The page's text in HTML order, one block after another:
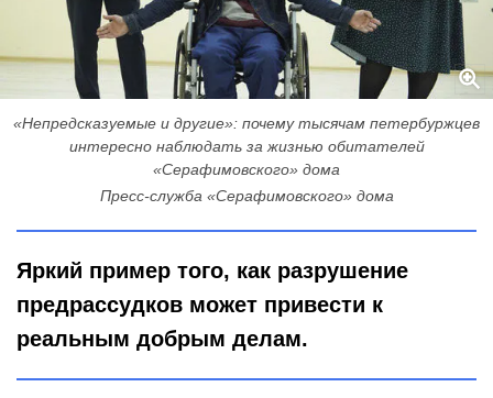
«Непредсказуемые и другие»: почему тысячам петербуржцев
интересно наблюдать за жизнью обитателей
«Серафимовского» дома
Пресс-служба «Серафимовского» дома
Яркий пример того, как разрушение
предрассудков может привести к
реальным добрым делам.